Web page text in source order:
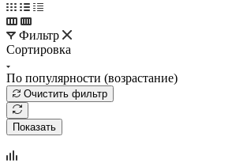
Фильтр
Сортировка
По популярности (возрастание)
Очистить фильтр
Показать